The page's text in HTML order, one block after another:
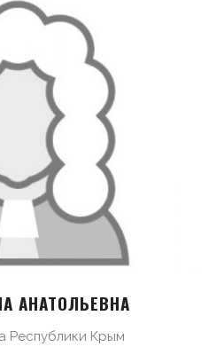
АНАТОЛЬЕВНА
Республики Крым